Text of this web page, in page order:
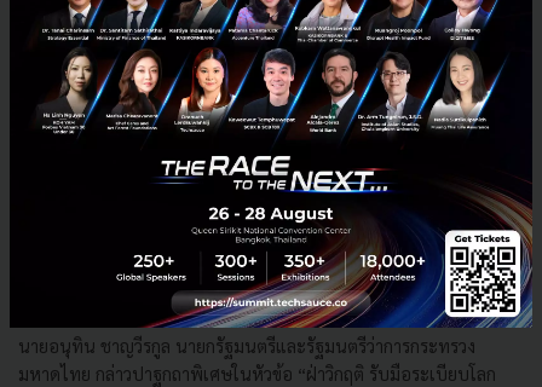
3 เรื่องที่ประเทศไทยต้อง Focus สร้างคน–นวัตกรรม–ปฏิรูป
ระบบราชการ เพื่อยกระดับขีดความสามารถประเทศ
นายอนุทิน ชาญวีรกูล นายกรัฐมนตรีและรัฐมนตรีว่าการกระทรวง
มหาดไทย กล่าวปาฐกถาพิเศษในหัวข้อ “ฝ่าวิกฤติ รับมือระเบียบโลก